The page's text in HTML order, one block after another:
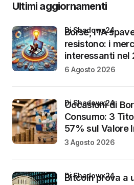
Ultimi aggiornamenti
Borse, l’IA
resistono: i
interessanti nel
di Shadowx24
6 Agosto 2026
Occasioni di
Consumo: 3
57% sul Valore
di Shadowx24
3 Agosto 2026
Bitcoin prova a
di Shadowx24